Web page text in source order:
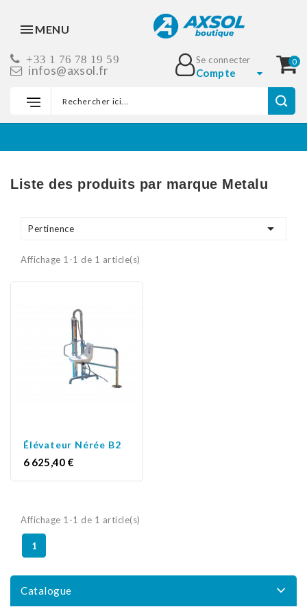
MENU
+33 1 76 78 19 59
infos@axsol.fr
0
Se connecter
Compte
Accueil
Liste des produits par marque Metalu
Pertinence 
Affichage 1-1 de 1 article(s)
Élévateur Nérée B2
Prix
6 625,40 €
Affichage 1-1 de 1 article(s)
1
Catalogue